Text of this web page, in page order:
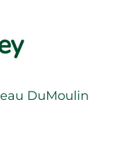
DuMoulin